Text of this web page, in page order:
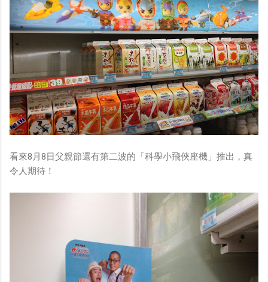
看來8月8日父親節還有第二波的「科學小飛俠座機」推出，真
令人期待！